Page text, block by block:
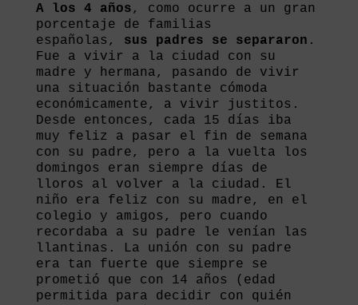
A los 4 años, como ocurre a un gran
porcentaje de familias
españolas, sus padres se separaron .
Fue a vivir a la ciudad con su
madre y hermana, pasando de vivir
una situación bastante cómoda
económicamente, a vivir justitos.
Desde entonces, cada 15 días iba
muy feliz a pasar el fin de semana
con su padre, pero a la vuelta los
domingos eran siempre días de
lloros al volver a la ciudad. El
niño era feliz con su madre, en el
colegio y amigos, pero cuando
recordaba a su padre le venían las
llantinas. La unión con su padre
era tan fuerte que siempre se
prometió que con 14 años (edad
permitida para decidir con quién